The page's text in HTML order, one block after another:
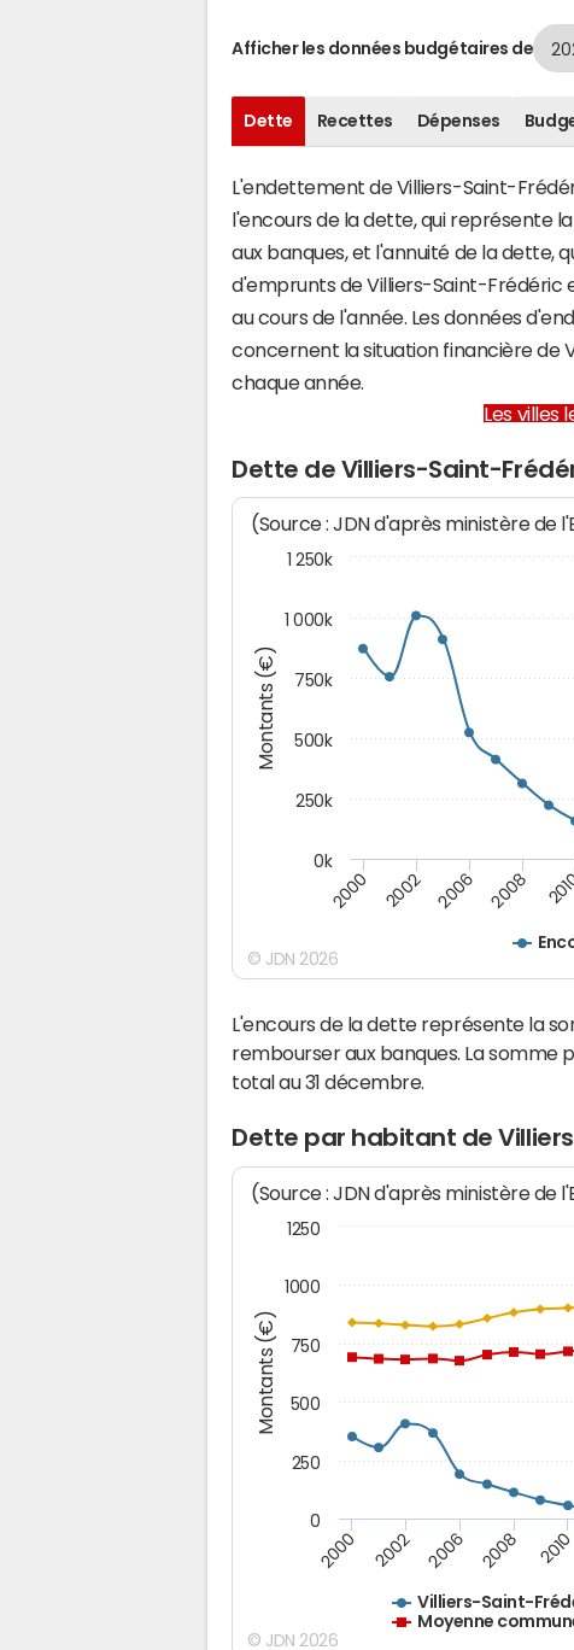
Afficher les données budgétaires de
Dette Recettes Dépenses
L'endettement de Villiers-Saint-
l'encours de la dette, qui représente
aux banques, et l'annuité de la dette,
d'emprunts de Villiers-Saint-
au cours de l'année. Les données
concernent la situation financière de
chaque année.
Les villes
Dette de Villiers-Saint-
Montants (€)
(Source : JDN d'après ministère de
2000 2002 2006 2008
0k
250k
500k
750k
1 000k
1 250k
© JDN 2026
L'encours de la dette représente la
rembourser aux banques. La somme
total au 31 décembre.
Dette par habitant de
Montants (€)
(Source : JDN d'après ministère de
Villiers-Saint-
Moyenne
2000 2002 2006 2008 2010
0
250
500
750
1000
1250
© JDN 2026